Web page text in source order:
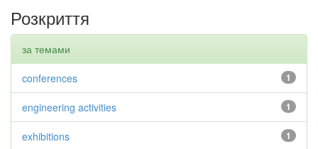
Розкриття
за темами
1
conferences
1
engineering activities
1
exhibitions